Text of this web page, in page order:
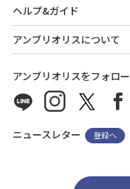
ヘルプ&ガイド
アンブリオリスについて
アンブリオリスをフォロー
ニュースレター 登録へ